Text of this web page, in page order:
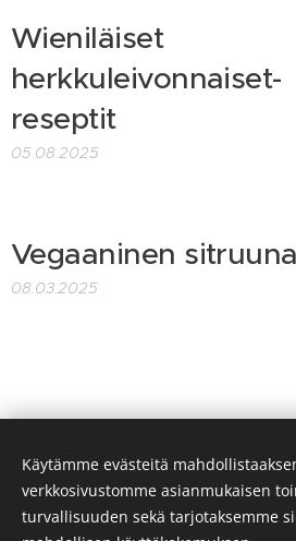
Wieniläiset
herkkuleivonnaiset-
reseptit
05.08.2025
Vegaaninen
08.03.2025
Satumaa
Käytämme evästeitä
verkkosivustomme asianmukaisen
turvallisuuden sekä tarjotaksemme